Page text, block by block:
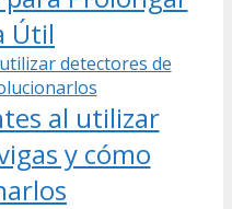
Útil
al utilizar
y cómo